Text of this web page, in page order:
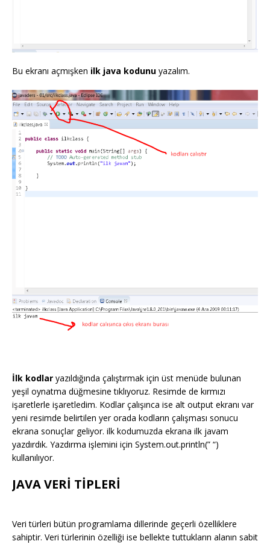
Bu ekranı açmışken ilk java kodunu yazalım.
İlk kodlar yazıldığında çalıştırmak için üst menüde bulunan
yeşil oynatma düğmesine tıklıyoruz. Resimde de kırmızı
işaretlerle işaretledim. Kodlar çalışınca ise alt output ekranı var
yeni resimde belirtilen yer orada kodların çalışması sonucu
ekrana sonuçlar geliyor. ilk kodumuzda ekrana ilk javam
yazdırdık. Yazdırma işlemini için System.out.println(” “)
kullanılıyor.
JAVA VERİ TİPLERİ
Veri türleri bütün programlama dillerinde geçerli özelliklere
sahiptir. Veri türlerinin özelliği ise bellekte tuttukların alanın sabit